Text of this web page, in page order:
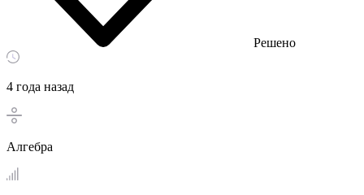
Решено
4 года назад
Алгебра